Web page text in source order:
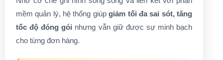
mềm quản lý, hệ thống giúpgiảm tối đa sai sót, tăng
tốc độ đóng gói nhưng vẫn giữ được sự minh bạch
cho từng đơn hàng.